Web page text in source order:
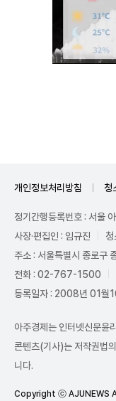
개인정보처리방침 청
정기간행등록번호 : 서울
사장·편집인 : 임규진
주소 : 서울특별시 종로구
전화 : 02-767-1500
등록일자 : 2008년 01월
아주경제는 인터넷신문윤
콘텐츠(기사)는 저작권법
니다.
Copyright ⓒ AJUNEWS